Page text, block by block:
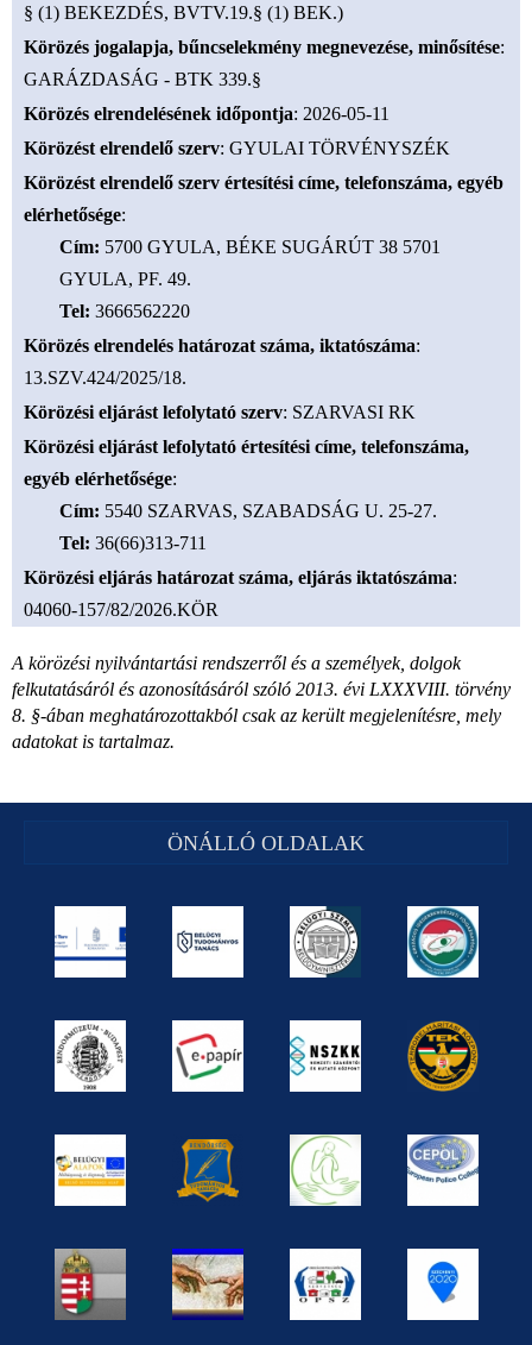
§ (1) BEKEZDÉS, BVTV.19.§ (1) BEK.)
Körözés jogalapja, bűncselekmény megnevezése, minősítése:
GARÁZDASÁG - BTK 339.§
Körözés elrendelésének időpontja: 2026-05-11
Körözést elrendelő szerv: GYULAI TÖRVÉNYSZÉK
Körözést elrendelő szerv értesítési címe, telefonszáma, egyéb
elérhetősége:
Cím: 5700 GYULA, BÉKE SUGÁRÚT 38 5701
GYULA, PF. 49.
Tel: 3666562220
Körözés elrendelés határozat száma, iktatószáma:
13.SZV.424/2025/18.
Körözési eljárást lefolytató szerv: SZARVASI RK
Körözési eljárást lefolytató értesítési címe, telefonszáma,
egyéb elérhetősége:
Cím: 5540 SZARVAS, SZABADSÁG U. 25-27.
Tel: 36(66)313-711
Körözési eljárás határozat száma, eljárás iktatószáma:
04060-157/82/2026.KÖR
A körözési nyilvántartási rendszerről és a személyek, dolgok
felkutatásáról és azonosításáról szóló 2013. évi LXXXVIII. törvény
8. §-ában meghatározottakból csak az került megjelenítésre, mely
adatokat is tartalmaz.
ÖNÁLLÓ OLDALAK